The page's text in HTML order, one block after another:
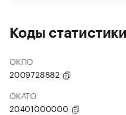
Коды статистики
ОКПО
2009728882
ОКАТО
20401000000